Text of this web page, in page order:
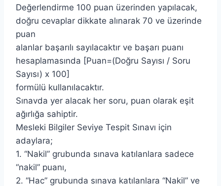
Değerlendirme 100 puan üzerinden yapılacak,
doğru cevaplar dikkate alınarak 70 ve üzerinde
puan
alanlar başarılı sayılacaktır ve başarı puanı
hesaplamasında [Puan=(Doğru Sayısı / Soru
Sayısı) x 100]
formülü kullanılacaktır.
Sınavda yer alacak her soru, puan olarak eşit
ağırlığa sahiptir.
Mesleki Bilgiler Seviye Tespit Sınavı için
adaylara;
1. “Nakil” grubunda sınava katılanlara sadece
“nakil” puanı,
2. “Hac” grubunda sınava katılanlara “Nakil” ve